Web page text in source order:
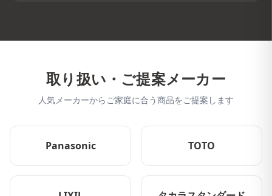
取り扱い・ご提案メーカー
人気メーカーからご家庭に合う商品をご提案します
Panasonic TOTO